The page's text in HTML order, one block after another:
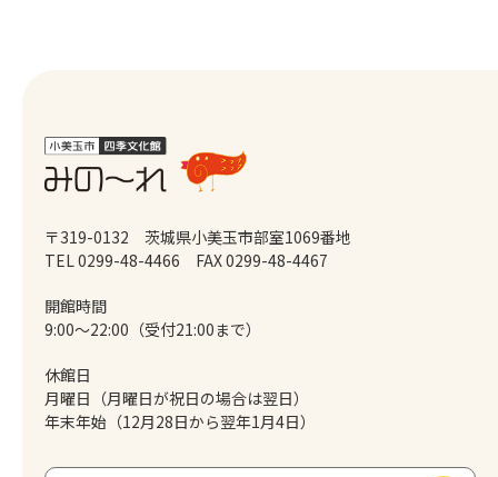
〒319-0132 茨城県小美玉市部室1069番地
TEL 0299-48-4466
FAX 0299-48-4467
開館時間
9:00～22:00（受付21:00まで）
休館日
月曜日（月曜日が祝日の場合は翌日）
年末年始（12月28日から翌年1月4日）